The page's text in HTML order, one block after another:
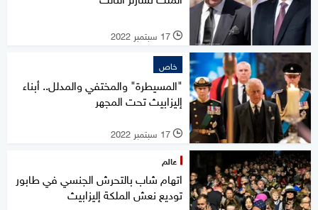
l 17 سبتمبر 2022
خاص
"المسيطرة" والمختفي والمدلل.. أبناء
إليزابيث تحت المجهر
l 17 سبتمبر 2022
عالم
اتهام شاب بالتحرش الجنسي في طابور
توديع نعش الملكة إليزابيث